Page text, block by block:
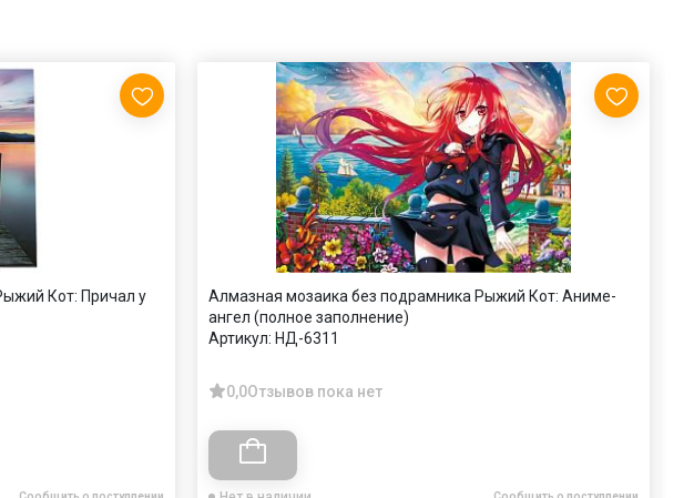
Кот: Причал у
Алмазная мозаика без подрамника Рыжий Кот: Аниме-
ангел (полное заполнение)
Артикул: НД-6311
0,0Отзывов пока нет